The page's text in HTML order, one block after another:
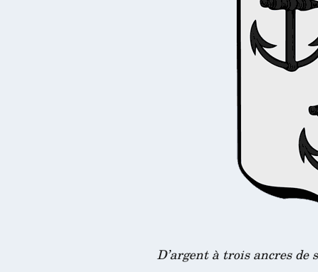
D’argent à trois ancres de